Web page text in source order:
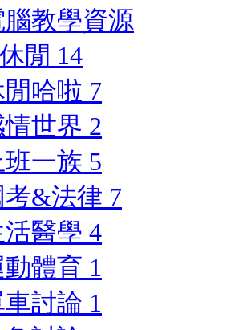
腦教學資源
閒 14
哈啦 7
情世界 2
班一族 5
考&法律 7
醫學 4
動體育 1
討論 1